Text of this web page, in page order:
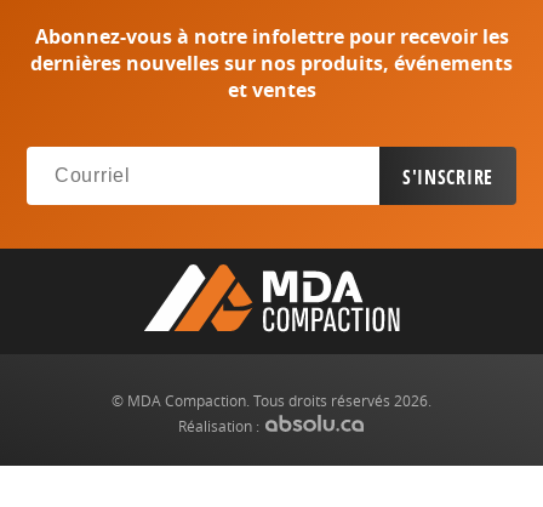
Abonnez-vous à notre infolettre pour recevoir les
dernières nouvelles sur nos produits, événements
et ventes
© MDA Compaction. Tous droits réservés 2026.
Réalisation :